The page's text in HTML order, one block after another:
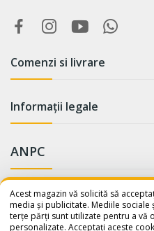
WhatsApp
Salut! Cum te putem ajuta? Scrie-
Comenzi si livrare
Informații legale
ANPC
Acest magazin vă solicită să
media și publicitate. Mediile
terțe părți sunt utilizate pentru a vă
personalizate. Acceptați aceste